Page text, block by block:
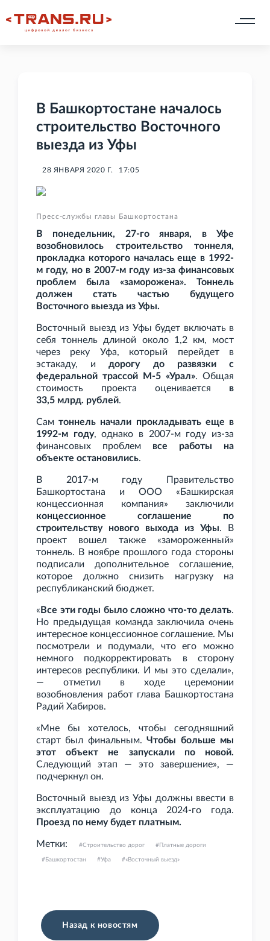
В Башкортостане началось
строительство Восточного
выезда из Уфы
28 ЯНВАРЯ 2020 Г. 17:05
Пресс-службы главы Башкортостана
В понедельник, 27-го января, в Уфе
возобновилось строительство тоннеля,
прокладка которого началась еще в 1992-
м году, но в 2007-м году из-за финансовых
проблем была «заморожена». Тоннель
должен стать частью будущего
Восточного выезда из Уфы.
Восточный выезд из Уфы будет включать в
себя тоннель длиной около 1,2
км, мост
через реку Уфа, который перейдет в
эстакаду, идорогу до развязки с
федеральной трассой М-5 «Урал». Общая
стоимость проекта оценивается в
33,5 млрд. рублей.
Самтоннель начали прокладывать еще в
1992-м году, однако в 2007-м году из-за
финансовых проблем все работы на
объекте остановились.
В 2017-м году Правительство
Башкортостана и ООО
«Башкирская
концессионная компания» заключили
концессионное соглашение по
строительству нового выхода из Уфы. В
проект вошел также «замороженный»
тоннель. В ноябре прошлого года стороны
подписали дополнительное соглашение,
которое должно снизить нагрузку на
республиканский бюджет.
« Все эти годы было сложно что-то делать.
Но предыдущая команда заключила очень
интересное концессионное соглашение. Мы
посмотрели и подумали, что его можно
немного подкорректировать в сторону
интересов республики. И мы это сделали»,
— отметил в ходе церемонии
возобновления работ глава Башкортостана
Радий Хабиров.
«Мне бы хотелось, чтобы сегодняшний
старт был финальным.Чтобы больше мы
этот объект не запускали по новой.
Следующий этап — это завершение», —
подчеркнул он.
Восточный выезд из Уфы должны ввести в
эксплуатацию до конца 2024-го года.
Проезд по нему будет платным.
Метки: Строительство дорог Платные дороги
Башкортостан Уфа «Восточный выезд»
Назад к новостям